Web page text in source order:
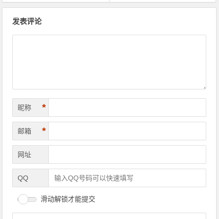
发表评论
昵称 *
邮箱 *
网址
QQ
滑动解锁才能提交